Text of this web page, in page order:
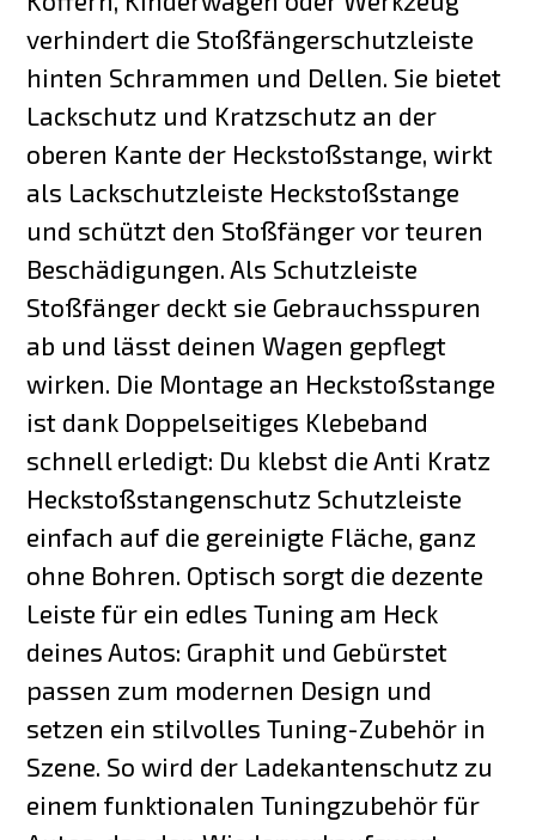
verhindert die Stoßfängerschutzleiste
hinten Schrammen und Dellen. Sie bietet
Lackschutz und Kratzschutz an der
oberen Kante der Heckstoßstange, wirkt
als Lackschutzleiste Heckstoßstange
und schützt den Stoßfänger vor teuren
Beschädigungen. Als Schutzleiste
Stoßfänger deckt sie Gebrauchsspuren
ab und lässt deinen Wagen gepflegt
wirken. Die Montage an Heckstoßstange
ist dank Doppelseitiges Klebeband
schnell erledigt: Du klebst die Anti Kratz
Heckstoßstangenschutz Schutzleiste
einfach auf die gereinigte Fläche, ganz
ohne Bohren. Optisch sorgt die dezente
Leiste für ein edles Tuning am Heck
deines Autos: Graphit und Gebürstet
passen zum modernen Design und
setzen ein stilvolles Tuning-Zubehör in
Szene. So wird der Ladekantenschutz zu
einem funktionalen Tuningzubehör für